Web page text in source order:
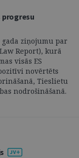
progresu
ziņojumu par
Report), kurā
visās ES
novērtēts
Tieslietu
nodrošināšanā.